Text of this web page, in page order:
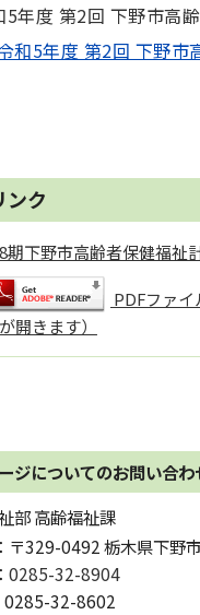
5年度 第2回 下野市高
和5年度 第2回 下野市
ンク
期下野市高齢者保健福祉
PDFファ
開きます）
ジについてのお問い合わ
部 高齢福祉課
〒329-0492 栃木県下野
0285-32-8904
0285-32-8602